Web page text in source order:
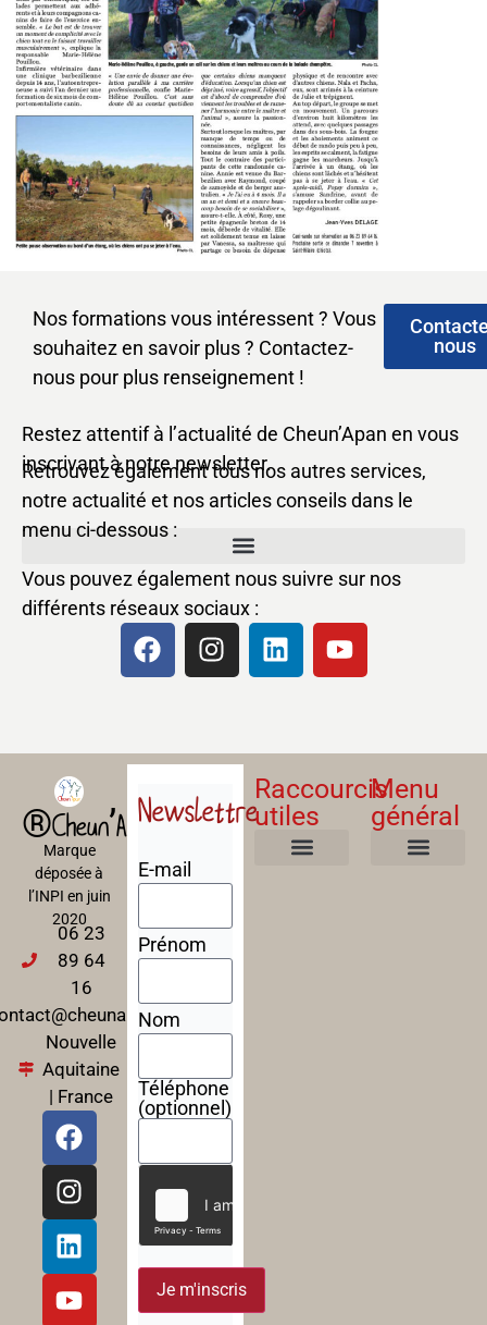
Nos formations vous intéressent ? Vous
souhaitez en savoir plus ? Contactez-
nous pour plus renseignement !
nous
Restez attentif à l’actualité de Cheun’Apan en vous
inscrivant à notre newsletter.
Retrouvez également tous nos autres services,
notre actualité et nos articles conseils dans le
menu ci-dessous :
Vous pouvez également nous suivre sur nos
différents réseaux sociaux :
®Cheun’Apan
Marque
déposée à
l’INPI en juin
2020
06 23
89 64
16
Nouvelle
Aquitaine
| France
Newslettre
E-mail
Prénom
Nom
Téléphone
(optionnel)
Je m'inscris
Raccourcis
utiles
Menu
général